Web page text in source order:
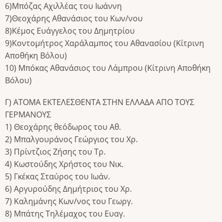
6)Μπόζας Αχιλλέας του Ιωάννη
7)Θεοχάρης Αθανάσιος του Κων/νου
8)Κέμος Ευάγγελος του Δημητρίου
9)Κοντομήτρος Χαράλαμπος του Αθανασίου (Κίτρινη
Αποθήκη Βόλου)
10) Μπόκας Αθανάσιος του Λάμπρου (Κίτρινη Αποθήκη
Βόλου)
Γ) ΑΤΟΜΑ ΕΚΤΕΛΕΣΘΕΝΤΑ ΣΤΗΝ ΕΛΛΑΔΑ ΑΠΟ ΤΟΥΣ
ΓΕΡΜΑΝΟΥΣ
1) Θεοχάρης θεόδωρος του Αθ.
2) Μπαλγουράνος Γεώργιος του Χρ.
3) Πρίντζιος Ζήσης του Τρ.
4) Κωστούδης Χρήστος του Νικ.
5) Γκέκας Σταύρος του Ιωάν.
6) Αργυρούδης Δημήτριος του Χρ.
7) Καλημάνης Κων/νος του Γεωργ.
8) Μπάτης Τηλέμαχος του Ευαγ.